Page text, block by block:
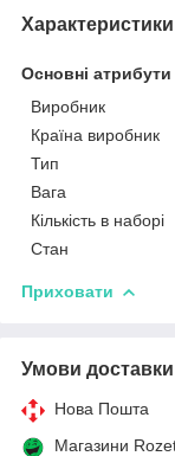
Характеристики
Основні атрибути
Виробник
Країна виробник
Тип
Вага
Кількість в наборі
Стан
Приховати
Умови доставки
Нова Пошта
Магазини